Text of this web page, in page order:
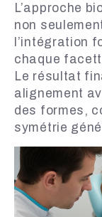
L’approche
non
l’intégration
chaque
Le résultat
alignement
des formes,
symétrie